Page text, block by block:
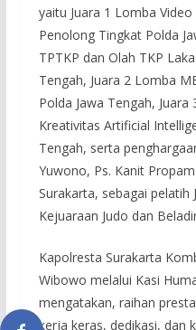
yaitu Juara 1 Lomba
Penolong Tingkat Polda
TPTKP dan Olah TKP
Tengah, Juara 2 Lomba
Polda Jawa Tengah,
Kreativitas Artificial
Tengah, serta
Yuwono, Ps. Kanit
Surakarta, sebagai pelatih
Kejuaraan Judo dan
Kapolresta Surakarta
Wibowo melalui Kasi
mengatakan, raihan
kerja keras, dedikasi, dan